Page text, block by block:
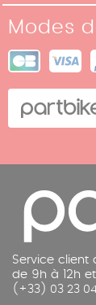
Conditions
Nos
Plan du site
Cookies
Mentions
Modes
Service client
de 9h à 12h
(+33) 03 23